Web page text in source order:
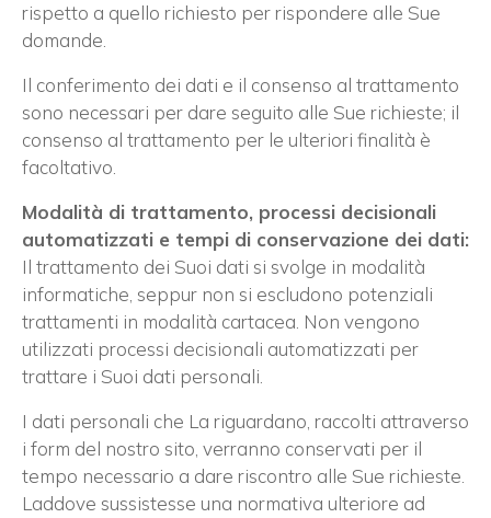
rispetto a quello richiesto per rispondere alle Sue
domande.
Il conferimento dei dati e il consenso al trattamento
sono necessari per dare seguito alle Sue richieste; il
consenso al trattamento per le ulteriori finalità è
facoltativo.
Modalità di trattamento, processi decisionali
automatizzati e tempi di conservazione dei dati:
Il trattamento dei Suoi dati si svolge in modalità
informatiche, seppur non si escludono potenziali
trattamenti in modalità cartacea. Non vengono
utilizzati processi decisionali automatizzati per
trattare i Suoi dati personali.
I dati personali che La riguardano, raccolti attraverso
i form del nostro sito, verranno conservati per il
tempo necessario a dare riscontro alle Sue richieste.
Laddove sussistesse una normativa ulteriore ad